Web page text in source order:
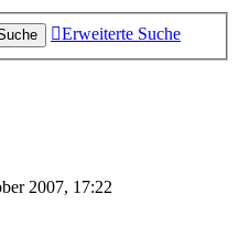
Erweiterte Suche
2007, 17:22